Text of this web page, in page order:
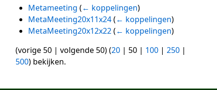
Metameeting (← koppelingen)
MetaMeeting20x11x24 (← koppelingen)
MetaMeeting20x12x22 (← koppelingen)
(vorige 50 | volgende 50) (20 | 50 | 100 | 250 |
500) bekijken.